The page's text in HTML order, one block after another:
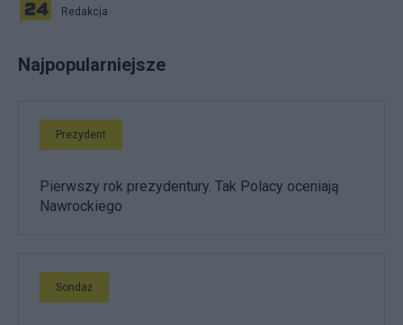
Redakcja
Najpopularniejsze
Prezydent
Pierwszy rok prezydentury. Tak Polacy oceniają
Nawrockiego
Sondaż